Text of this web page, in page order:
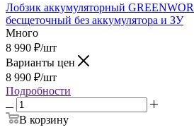
Лобзик аккумуляторный
бесщеточный без аккумулятора и ЗУ
Много
8 990 ₽/шт
Варианты цен
8 990 ₽/шт
Подробности
В корзину